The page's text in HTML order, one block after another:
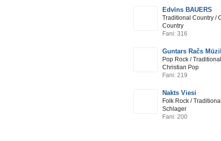
Edvīns BAUERS
Traditional Country /
Country
Fani: 316
Guntars Račs
Pop Rock /
Christian Pop
Fani: 219
Nakts Viesi
Folk Rock /
Schlager
Fani: 200